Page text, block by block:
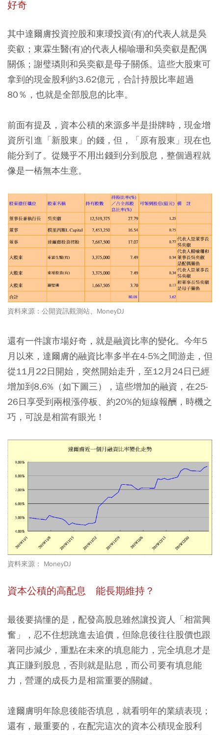
好奇
其中達爾膚投資控股和東璦投資(有)的代表人就是吳
奕叡；東霖生醫(有)的代表人楊喻珊和吳奕叡是配偶
關係；謝璧璘則和吳奕叡是母子關係。這些大股東可
拿到的現金股利約3.62億元，合計持股比率超過
80％，也就是全部股息的比率。
前面有提及，資本公積的來源多半是掛牌時，現金增
資所引進「新股東」的錢，但，「原有股東」現在也
能分到了。從幾乎不用出錢到分到股息，整個過程就
像是一樁無本生意。
資料來源：公開資訊觀測站、MoneyDJ
還有一件讓市場好奇，就是融資比率的變化。今年5
月以來，達爾膚的融資比率多半在4-5%之間游走，但
從11月22日開始，突然開始走升，至12月24日已經
增加到8.6%（如下圖三），這些增加的融資，在25-
26日享受到兩根漲停板、約20%的短線報酬，時機之
巧，可說是相當有眼光！
資料來源： MoneyDJ
資本公積的高配息 能長期維持？
最後要搞懂的是，配發高股息雖然讓投資人「相當興
奮」，忍不住想跳進去追價，但除息後往往股價也跟
著同步減少，重點在未來的填息能力，完全填息才是
真正賺到股息，否則就是貼息，而公司要有填息能
力，營運的成長力是相當重要的關鍵。
達爾膚明年除息後能否填息，就看明年的業績表現；
還有，最重要的，在配完這次的資本公積現金股利